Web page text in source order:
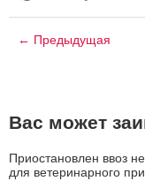
← Предыдущая
Вас может
Приостановлен ввоз
для ветеринарного